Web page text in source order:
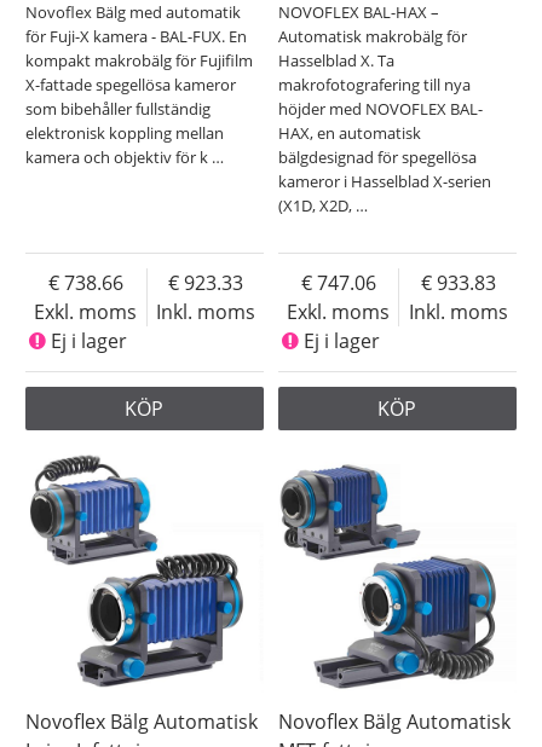
Novoflex Bälg med automatik
för Fuji-X kamera - BAL-FUX. En
kompakt makrobälg för Fujifilm
X-fattade spegellösa kameror
som bibehåller fullständig
elektronisk koppling mellan
kamera och objektiv för k …
Exkl. moms
738.66
Inkl. moms
923.33
Ej i lager
KÖP
NOVOFLEX BAL-HAX –
Automatisk makrobälg för
Hasselblad X. Ta
makrofotografering till nya
höjder med NOVOFLEX BAL-
HAX, en automatisk
bälgdesignad för spegellösa
kameror i Hasselblad X-serien
(X1D, X2D, …
Exkl. moms
747.06
Inkl. moms
933.83
Ej i lager
KÖP
Novoflex Bälg Automatisk
Novoflex Bälg Automatisk